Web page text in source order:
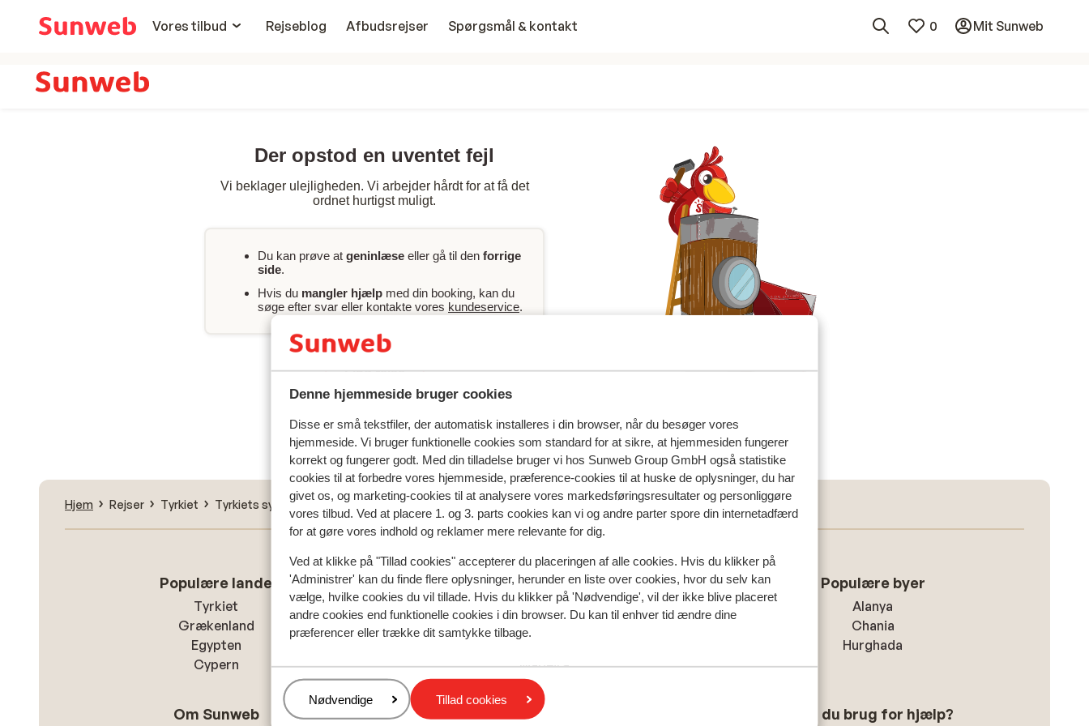
Denne hjemmeside bruger cookies
Disse er små tekstfiler, der automatisk installeres i din browser, når du besøger vores
hjemmeside. Vi bruger funktionelle cookies som standard for at sikre, at hjemmesiden fungerer
korrekt og fungerer godt. Med din tilladelse bruger vi hos Sunweb Group GmbH også statistike
cookies til at forbedre vores hjemmeside, præference-cookies til at huske de oplysninger, du har
givet os, og marketing-cookies til at analysere vores markedsføringsresultater og personliggøre
vores tilbud. Ved at placere 1. og 3. parts cookies kan vi og andre parter spore din internetadfærd
for at gøre vores indhold og reklamer mere relevante for dig.
Ved at klikke på "Tillad cookies" accepterer du placeringen af alle cookies. Hvis du klikker på
'Administrer' kan du finde flere oplysninger, herunder en liste over cookies, hvor du selv kan
vælge, hvilke cookies du vil tillade. Hvis du klikker på 'Nødvendige', vil der ikke blive placeret
andre cookies end funktionelle cookies i din browser. Du kan til enhver tid ændre dine
præferencer eller trække dit samtykke tilbage.
Administrer
Nødvendige Tillad cookies
Vores tilbud
Rejseblog Afbudsrejser Spørgsmål & kontakt 0 Mit Sunweb
Der opstod en uventet fejl
Vi beklager ulejligheden. Vi arbejder hårdt for at få det
ordnet hurtigst muligt.
Du kan prøve at geninlæse eller gå til den forrige
side.
Hvis du mangler hjælp med din booking, kan du
søge efter svar eller kontakte vores kundeservice.
Find rejse
Hjem Rejser Tyrkiet Tyrkiets sydkyst Side Hotel Voyage Sorgun
Populære lande
Tyrkiet
Grækenland
Egypten
Cypern
Populære regioner
Tyrkiets sydkyst
Madeira
Populære byer
Alanya
Chania
Hurghada
Om Sunweb Privatlivspolitik & cookies Har du brug for hjælp?